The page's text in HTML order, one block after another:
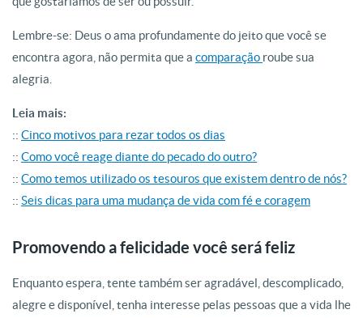
Lembre-se: Deus o ama profundamente do jeito que você se
encontra agora, não permita que a comparação roube sua
alegria.
Leia mais:
:: Cinco motivos para rezar todos os dias
:: Como você reage diante do pecadodo outro?
:: Como temos utilizado os tesouros que existem dentro de nós?
:: Seis dicas para uma mudança de vida com fé e coragem
Promovendo a felicidade você será feliz
Enquanto espera, tente também ser agradável, descomplicado,
alegre e disponível, tenha interesse pelas pessoas que a vida lhe